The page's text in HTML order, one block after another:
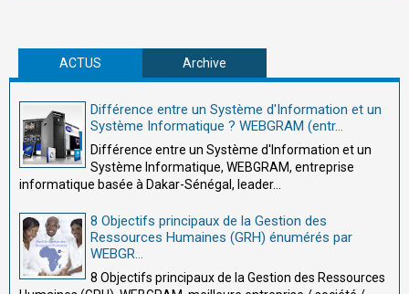
ACTUS Archive
Différence entre un Système d'Information et un
Système Informatique ? WEBGRAM (entr...
Différence entre un Système d'Information et un
Système Informatique, WEBGRAM, entreprise
informatique basée à Dakar-Sénégal, leader...
8 Objectifs principaux de la Gestion des
Ressources Humaines (GRH) énumérés par
WEBGR...
8 Objectifs principaux de la Gestion des Ressources